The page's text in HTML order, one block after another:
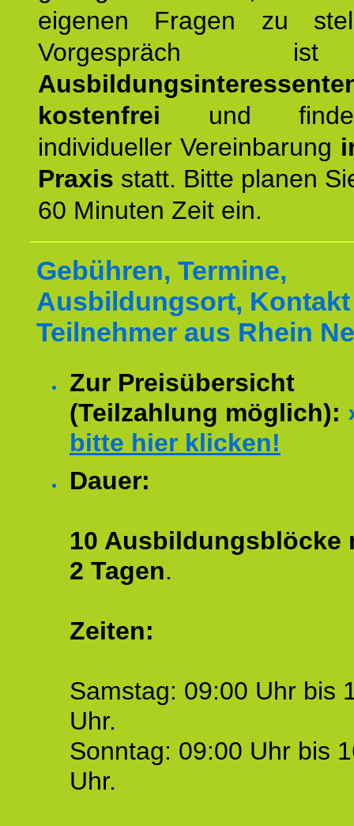
eigenen Fragen zu
kostenfrei und
individueller Vereinbarung
Praxis statt. Bitte planen
60 Minuten Zeit ein.
Gebühren, Termine,
Ausbildungsort,
Teilnehmer aus Rhein
Zur Preisübersicht
(Teilzahlung möglich):
bitte hier klicken!
Dauer:
10 Ausbildungsblöcke
2 Tagen.
Zeiten:
Samstag: 09:00 Uhr bis
Uhr.
Sonntag: 09:00 Uhr bis
Uhr.